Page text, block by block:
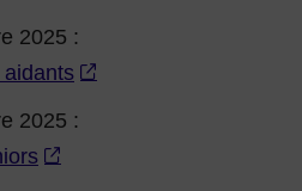
2025 :
2025 :